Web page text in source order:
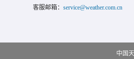
客服邮箱： service@weather.com.cn
中国